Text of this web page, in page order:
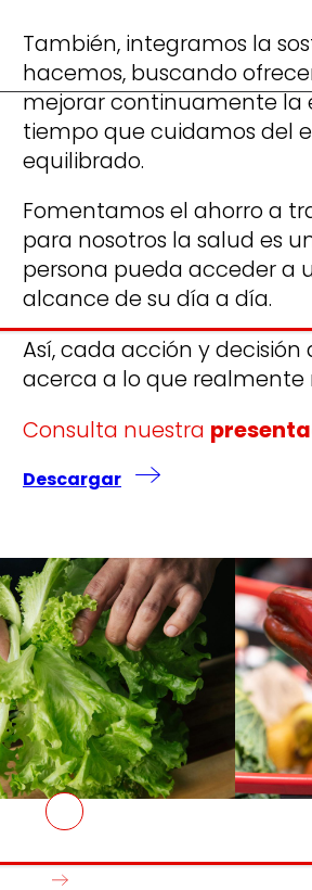
AFSEs
Espacio de información para
detalle sobre sus
participación financiera.
También, integramos la
hacemos, buscando
mejorar continuamente la
tiempo que cuidamos del
equilibrado.
Fomentamos el ahorro a
para nosotros la salud es
persona pueda acceder a
alcance de su día a día.
Así, cada acción y
acerca a lo que realmente
Consulta nuestra
Descargar